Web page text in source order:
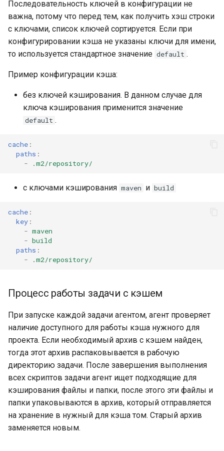
Push-операции
Cargo
Методы для Окружений
Методы для Пользователя
Методы для Проблем
Методы для Проектов
Методы для Реестра
Методы для Репозиториев
Методы для Релизов
Методы для Тегов
Методы для Файлов
инженерном контуре
Импортонезависимый и
локально
контур разработки
инженерная практика, а
внешний бумажный
Самообслуживание и
снижение когнитивной
через платформенный
Подготовка ядра
IDP-стандарта
Масштабирование
инженерного потока на
несколько команд и
продуктов
разработкой, ревью и
выпуском
Последовательность ключей в конфигурации не
важна, потому что перед тем, как получить хэш строки
с ключами, список ключей сортируется. Если при
конфигурировании кэша не указаны ключи для имени,
то используется стандартное значение default .
Пример конфигурации кэша:
без ключей кэширования. В данном случае для
ключа кэширования применится значение
default .
cache :
paths :
-
.m2/repository/
с ключами кэширования maven и build
cache :
key :
- maven
- build
paths :
-
.m2/repository/
Процесс работы задачи с кэшем
При запуске каждой задачи агентом, агент проверяет
наличие доступного для работы кэша нужного для
проекта. Если необходимый архив с кэшем найден,
тогда этот архив распаковывается в рабочую
директорию задачи. После завершения выполнения
всех скриптов задачи агент ищет подходящие для
кэширования файлы и папки, после этого эти файлы и
папки упаковываются в архив, который отправляется
на хранение в нужный для кэша том. Старый архив
заменяется новым.